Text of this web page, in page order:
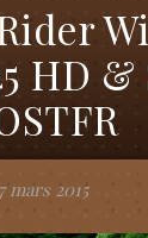
HD &
7 mars 2015